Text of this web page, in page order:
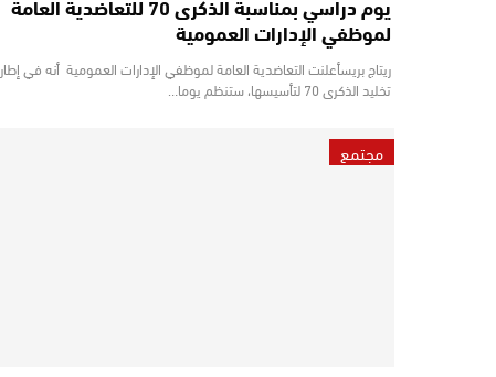
لموظفي الإدارات العمومية
ريتاج بريسأعلنت التعاضدية العامة لموظفي الإدارات العمومية أنه في إطار
تخليد الذكرى 70 لتأسيسها، ستنظم يوما…
مجتمع